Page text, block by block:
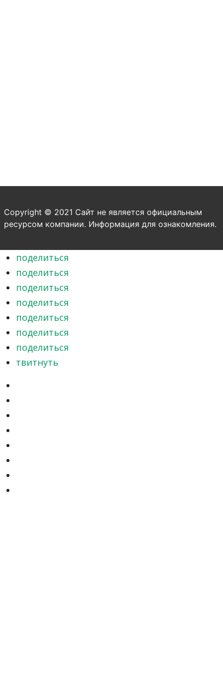
Copyright © 2021 Сайт не является официальным
ресурсом компании. Информация для ознакомления.
поделиться
поделиться
поделиться
поделиться
поделиться
поделиться
поделиться
твитнуть